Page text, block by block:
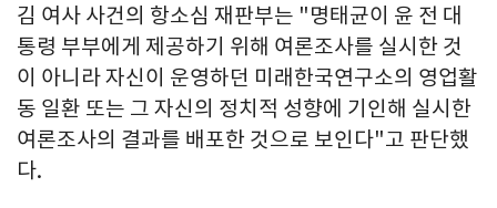
김 여사 사건의 항소심 재판부는 "명태균이 윤 전 대
통령 부부에게 제공하기 위해 여론조사를 실시한 것
이 아니라 자신이 운영하던 미래한국연구소의 영업활
동 일환 또는 그 자신의 정치적 성향에 기인해 실시한
여론조사의 결과를 배포한 것으로 보인다"고 판단했
다.